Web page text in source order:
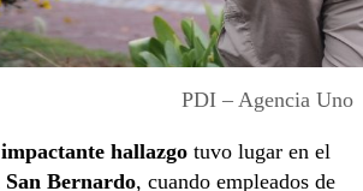
PDI – Agencia Uno
impactante hallazgo tuvo lugar en el
San Bernardo, cuando empleados de